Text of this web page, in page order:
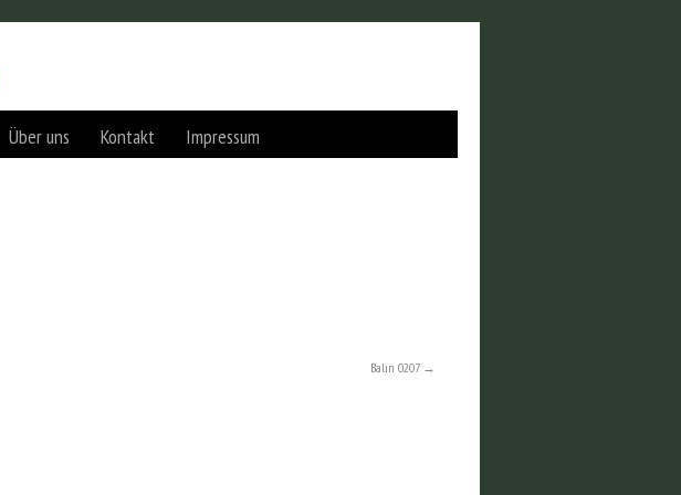
Über uns Kontakt Impressum
Balin 0207